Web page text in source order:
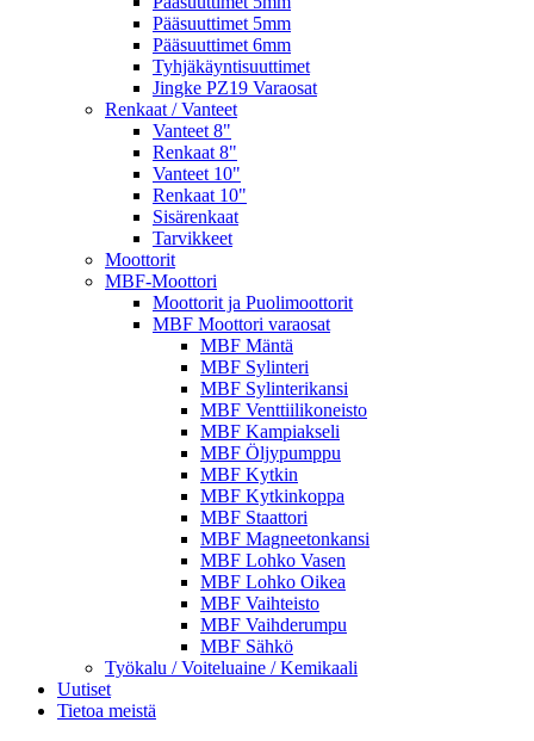
Pääsuuttimet 5mm
Pääsuuttimet 6mm
Tyhjäkäyntisuuttimet
Jingke PZ19 Varaosat
Renkaat / Vanteet
Vanteet 8"
Renkaat 8"
Vanteet 10"
Renkaat 10"
Sisärenkaat
Tarvikkeet
Moottorit
MBF-Moottori
Moottorit ja Puolimoottorit
MBF Moottori varaosat
MBF Mäntä
MBF Sylinteri
MBF Sylinterikansi
MBF Venttiilikoneisto
MBF Kampiakseli
MBF Öljypumppu
MBF Kytkin
MBF Kytkinkoppa
MBF Staattori
MBF Magneetonkansi
MBF Lohko Vasen
MBF Lohko Oikea
MBF Vaihteisto
MBF Vaihderumpu
MBF Sähkö
Työkalu / Voiteluaine / Kemikaali
Uutiset
Tietoa meistä